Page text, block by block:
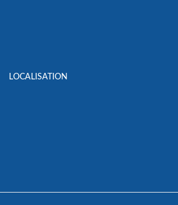
LOCALISATION